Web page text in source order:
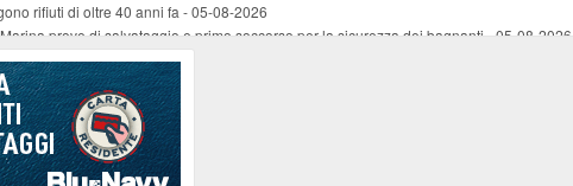
rifiuti di oltre 40 anni fa -05-08-2026
prove di salvataggio e primo soccorso per la sicurezza dei bagnanti-05-08-2026
di Moira Lena Tassi approda al Museo Bolano
alla scoperta di chiese, santi, antichi vigneti e mulini
dell’Elba e la straordinaria traversata con la nave “Pietro Orseolo”